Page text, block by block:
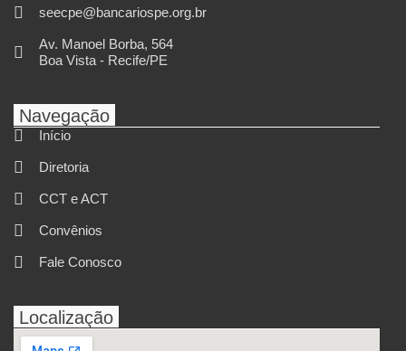
seecpe@bancariospe.org.br
Av. Manoel Borba, 564
Boa Vista - Recife/PE
Navegação
Início
Diretoria
CCT e ACT
Convênios
Fale Conosco
Localização